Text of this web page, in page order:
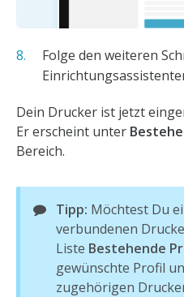
Folge den weiteren
Dein Drucker ist jetzt
Er erscheint unter
Bereich.
Tipp: Möchtest Du
verbundenen
Liste Bestehende
gewünschte Profil
zugehörigen